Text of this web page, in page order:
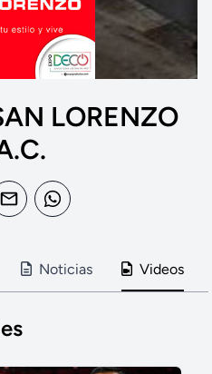
LORENZO
Noticias Videos